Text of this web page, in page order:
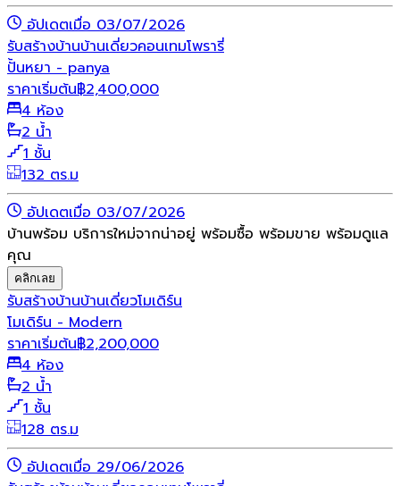
อัปเดตเมื่อ 03/07/2026
รับสร้างบ้านบ้านเดี่ยวคอนเทมโพรารี่
ปั้นหยา - panya
ราคาเริ่มต้น฿2,400,000
4 ห้อง
2 น้ำ
1 ชั้น
132 ตร.ม
อัปเดตเมื่อ 03/07/2026
บ้านพร้อม บริการใหม่จากน่าอยู่ พร้อมซื้อ พร้อมขาย พร้อมดูแล
คุณ
คลิกเลย
รับสร้างบ้านบ้านเดี่ยวโมเดิร์น
โมเดิร์น - Modern
ราคาเริ่มต้น฿2,200,000
4 ห้อง
2 น้ำ
1 ชั้น
128 ตร.ม
อัปเดตเมื่อ 29/06/2026